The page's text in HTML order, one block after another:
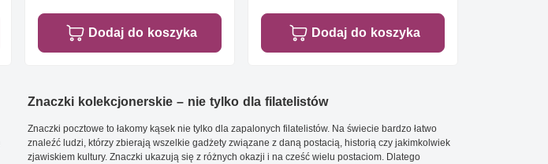
Dodaj do koszyka Dodaj do koszyka
Znaczki kolekcjonerskie – nie tylko dla filatelistów
Znaczki pocztowe to łakomy kąsek nie tylko dla zapalonych filatelistów. Na świecie bardzo łatwo
znaleźć ludzi, którzy zbierają wszelkie gadżety związane z daną postacią, historią czy jakimkolwiek
zjawiskiem kultury. Znaczki ukazują się z różnych okazji i na cześć wielu postaciom. Dlatego